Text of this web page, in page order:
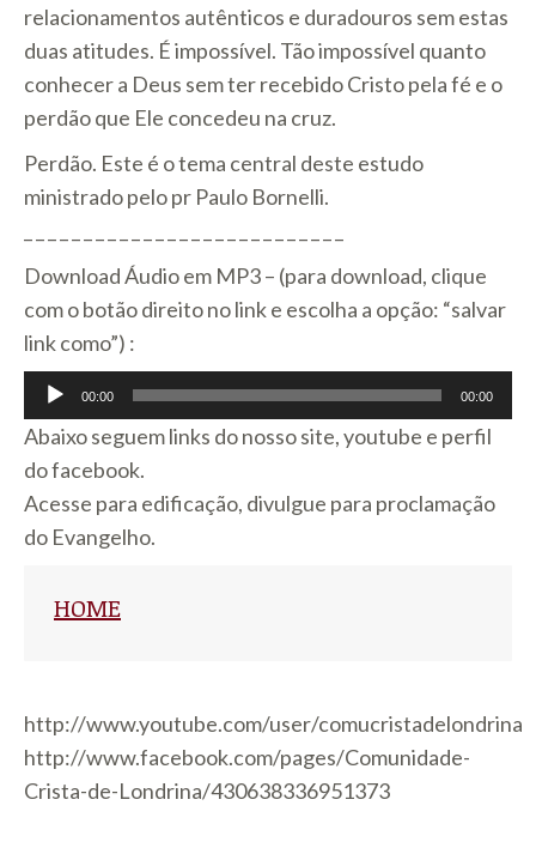
relacionamentos autênticos e duradouros sem estas
duas atitudes. É impossível. Tão impossível quanto
conhecer a Deus sem ter recebido Cristo pela fé e o
perdão que Ele concedeu na cruz.
Perdão. Este é o tema central deste estudo
ministrado pelo pr Paulo Bornelli.
Download Áudio em MP3 – (para download, clique
com o botão direito no link e escolha a opção: “salvar
link como”) :
Tocador
de
00:00 00:00
Abaixo seguem links do nosso site, youtube e perfil
do facebook.
Acesse para edificação, divulgue para proclamação
do Evangelho.
HOME
http://www.youtube.com/user/comucristadelondrina
http://www.facebook.com/pages/Comunidade-
Crista-de-Londrina/430638336951373